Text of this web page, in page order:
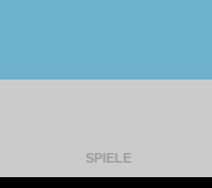
SPIELE